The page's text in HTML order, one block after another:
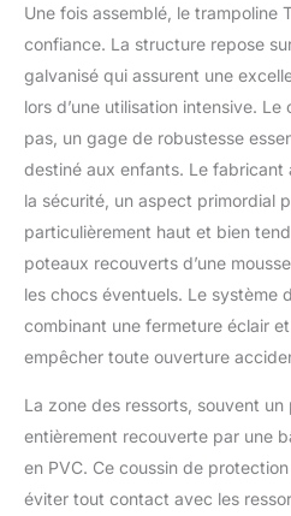
air !
pour
:
fixer
effort.
vos
de
en
à
Une fois assemblé, le trampoline
confiance. La structure repose
galvanisé qui assurent une
lors d’une utilisation intensive.
pas, un gage de robustesse
destiné aux enfants. Le fabricant
la sécurité, un aspect primordial
particulièrement haut et bien
poteaux recouverts d’une
les chocs éventuels. Le système
combinant une fermeture éclair
empêcher toute ouverture
La zone des ressorts, souvent
entièrement recouverte par une
en PVC. Ce coussin de
éviter tout contact avec les